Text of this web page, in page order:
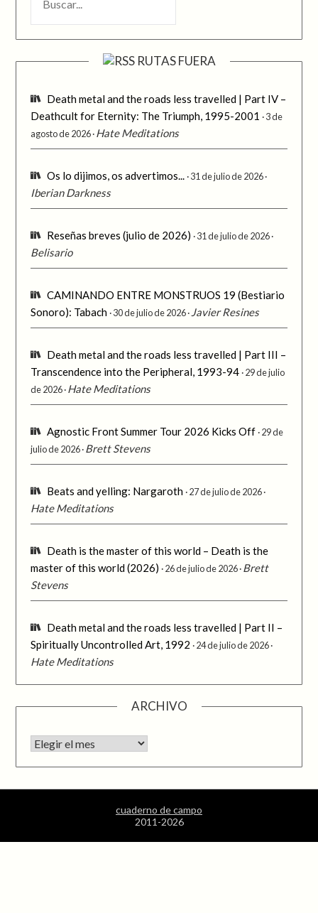
RUTAS FUERA
Death metal and the roads less travelled | Part IV –
Deathcult for Eternity: The Triumph, 1995-2001
3 de
agosto de 2026 Hate Meditations
Os lo dijimos, os advertimos... 31 de julio de 2026
Iberian Darkness
Reseñas breves (julio de 2026) 31 de julio de 2026
Belisario
CAMINANDO ENTRE MONSTRUOS 19 (Bestiario
Sonoro): Tabach 30 de julio de 2026 Javier Resines
Death metal and the roads less travelled | Part III –
Transcendence into the Peripheral, 1993-94 29 de julio
de 2026 Hate Meditations
Agnostic Front Summer Tour 2026 Kicks Off 29 de
julio de 2026 Brett Stevens
Beats and yelling: Nargaroth 27 de julio de 2026
Hate Meditations
Death is the master of this world – Death is the
master of this world (2026)
26 de julio de 2026 Brett
Stevens
Death metal and the roads less travelled | Part II –
Spiritually Uncontrolled Art, 1992
24 de julio de 2026
Hate Meditations
ARCHIVO
Archivo
cuaderno de campo
2011-2026